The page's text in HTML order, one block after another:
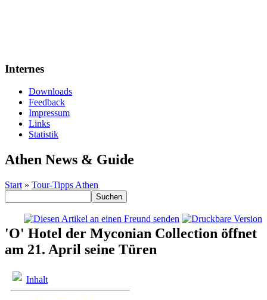
Internes
Downloads
Feedback
Impressum
Links
Statistik
Athen News & Guide
Start » Tour-Tipps Athen
'O' Hotel der Myconian Collection öffnet
am 21. April seine Türen
Inhalt